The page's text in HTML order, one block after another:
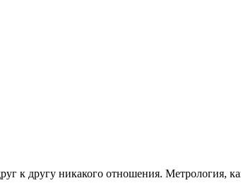
к другу никакого отношения. Метрология,